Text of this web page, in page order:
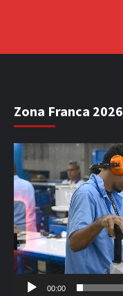
Zona Franca 2026
Reproductor
de
vídeo
00:00